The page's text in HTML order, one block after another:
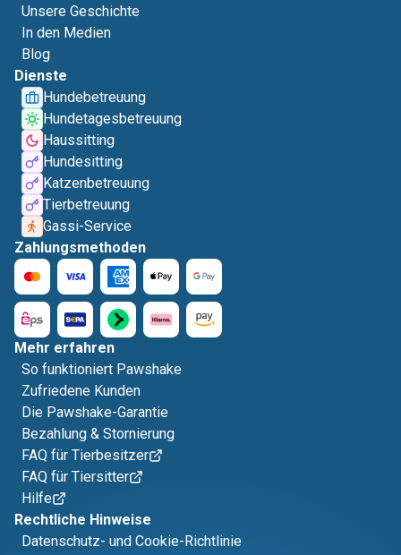
Unsere Geschichte
In den Medien
Blog
Dienste
Hundebetreuung
Hundetagesbetreuung
Haussitting
Hundesitting
Katzenbetreuung
Tierbetreuung
Gassi-Service
Zahlungsmethoden
Mehr erfahren
So funktioniert Pawshake
Zufriedene Kunden
Die Pawshake-Garantie
Bezahlung & Stornierung
FAQ für Tierbesitzer
FAQ für Tiersitter
Hilfe
Rechtliche Hinweise
Datenschutz- und Cookie-Richtlinie